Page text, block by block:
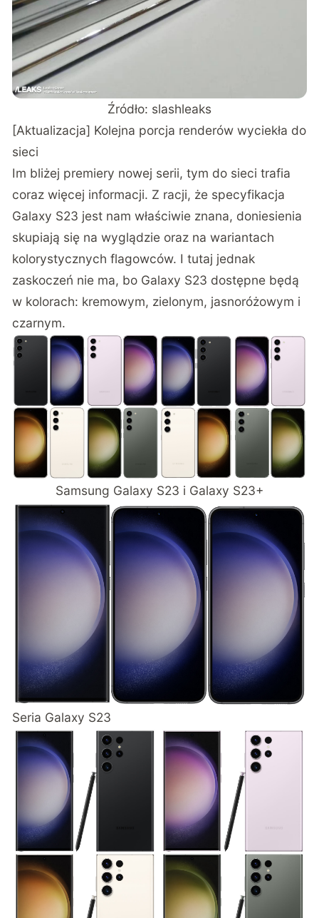
Źródło: slashleaks
[Aktualizacja] Kolejna porcja renderów wyciekła do
sieci
Im bliżej premiery nowej serii, tym do sieci trafia
coraz więcej informacji. Z racji, że specyfikacja
Galaxy S23 jest nam właściwie znana, doniesienia
skupiają się na wyglądzie oraz na wariantach
kolorystycznych flagowców. I tutaj jednak
zaskoczeń nie ma, bo Galaxy S23 dostępne będą
w kolorach: kremowym, zielonym, jasnoróżowym i
czarnym.
Samsung Galaxy S23 i Galaxy S23+
Seria Galaxy S23